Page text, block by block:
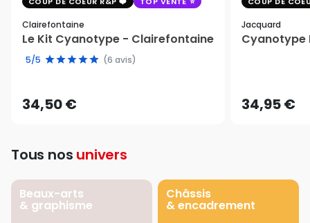
Clairefontaine
Le Kit Cyanotype - Clairefontaine
5/5 (6 avis)
34,50 €
Jacquard
Cyanotype
34,95 €
Tous nos univers
Beaux-arts
& graphisme
Châssis
& encadrement